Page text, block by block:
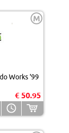
M
Works '99
€ 50.95